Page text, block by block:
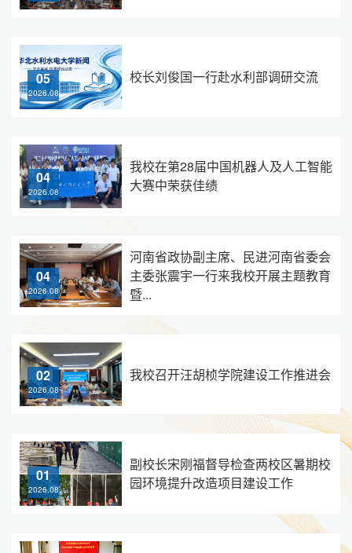
05
2026.08
校长刘俊国一行赴水利部调研交流
04
2026.08
我校在第28届中国机器人及人工智能
大赛中荣获佳绩
04
2026.08
河南省政协副主席、民进河南省委会
主委张震宇一行来我校开展主题教育
暨...
02
2026.08
我校召开汪胡桢学院建设工作推进会
01
2026.08
副校长宋刚福督导检查两校区暑期校
园环境提升改造项目建设工作